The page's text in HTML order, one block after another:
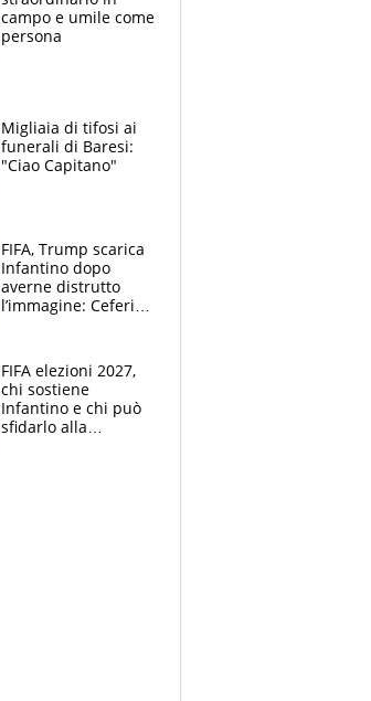
campo e umile come
persona
Migliaia di tifosi ai
funerali di Baresi:
"Ciao Capitano"
FIFA, Trump scarica
Infantino dopo
averne distrutto
l’immagine: Ceferin
contrattacco
FIFA elezioni 2027,
chi sostiene
Infantino e chi può
sfidarlo alla